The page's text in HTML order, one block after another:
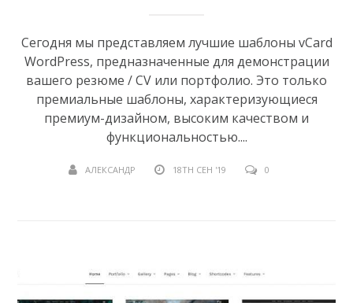
Сегодня мы представляем лучшие шаблоны vCard
WordPress, предназначенные для демонстрации
вашего резюме / CV или портфолио. Это только
премиальные шаблоны, характеризующиеся
премиум-дизайном, высоким качеством и
функциональностью....
АЛЕКСАНДР 18TH СЕН '19 0